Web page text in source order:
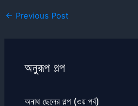
← Previous Post
অনুরূপ গল্প
অনাথ ছেলের গল্প (৩য় পর্ব)